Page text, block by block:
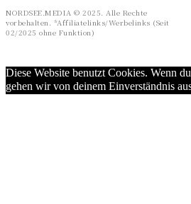
NORDSEE.MEDIA © 2025. Alle Rechte
vorbehalten. *Affiliatelinks/Werbelinks (Seit
02/2025 ohne Funktion)
Diese Website benutzt Cookies. Wenn
gehen wir von deinem Einverständnis